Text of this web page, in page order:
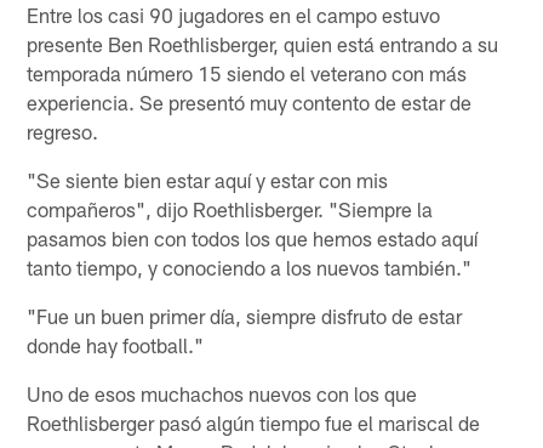
Entre los casi 90 jugadores en el campo estuvo
presente Ben Roethlisberger, quien está entrando a su
temporada número 15 siendo el veterano con más
experiencia. Se presentó muy contento de estar de
regreso.
"Se siente bien estar aquí y estar con mis
compañeros", dijo Roethlisberger. "Siempre la
pasamos bien con todos los que hemos estado aquí
tanto tiempo, y conociendo a los nuevos también."
"Fue un buen primer día, siempre disfruto de estar
donde hay football."
Uno de esos muchachos nuevos con los que
Roethlisberger pasó algún tiempo fue el mariscal de